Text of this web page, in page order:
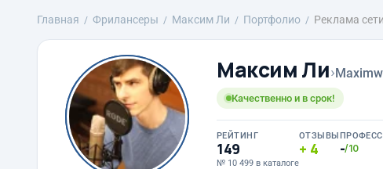
Главная Фрилансеры Максим Ли Портфолио Реклама
Максим Ли›
Качественно и в срок!
РЕЙТИНГ
149
№ 10 499 в каталоге
ОТЗЫВЫ
4 -/10